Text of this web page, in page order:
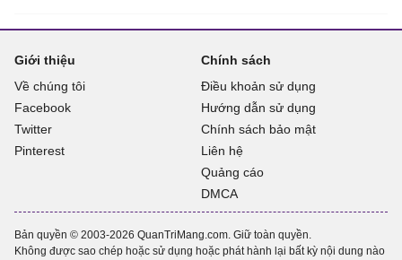
Giới thiệu
Về chúng tôi
Facebook
Twitter
Pinterest
Chính sách
Điều khoản sử dụng
Hướng dẫn sử dụng
Chính sách bảo mật
Liên hệ
Quảng cáo
DMCA
Bản quyền © 2003-2026 QuanTriMang.com. Giữ toàn quyền.
Không được sao chép hoặc sử dụng hoặc phát hành lại bất kỳ nội dung nào